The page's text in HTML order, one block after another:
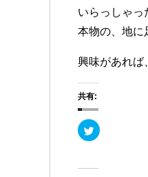
いらっしゃっ
本物の、地に
興味があれば
共有:
ク
リ
て